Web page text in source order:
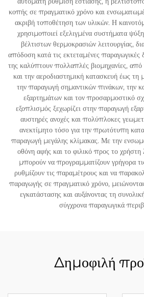
κοπής σε πραγματικό χρόνο και
ακριβή τοποθέτηση των υλικών. Η
χρησιμοποιεί εξελιγμένα συστήματα
βέλτιστων θερμοκρασιών λειτουργίας,
απόδοση κατά τις εκτεταμένες παραγωγικές
της καλύπτουν πολλαπλές βιομηχανίες, από
και την αεροδιαστημική κατασκευή έως τη
την παραγωγή σημαντικών πινάκων, την
εξαρτημάτων και τον προσαρμοστικό
εξοπλισμός ξεχωρίζει στην παραγωγή
αυστηρές ανοχές και πολύπλοκες
ανεκτίμητο τόσο για την πρωτότυπη
παραγωγή μεγάλης κλίμακας. Με την
οθόνη αφής και το φιλικό προς το χρήστη
μπορούν να προγραμματίζουν γρήγορα
ρυθμίζουν τις παραμέτρους και να
παραγωγής σε πραγματικό χρόνο,
εγκατάστασης και αυξάνοντας τη
σύγχρονα παραγωγικά
Δημοφιλή